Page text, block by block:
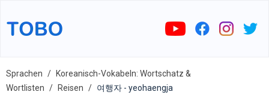
Sprachen
Koreanisch-Vokabeln: Wortschatz &
Wortlisten
Reisen 여행자 - yeohaengja